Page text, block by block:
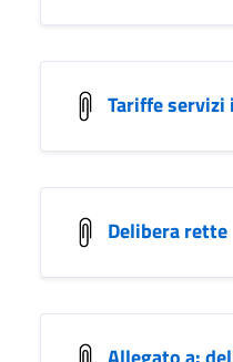
Tariffe
Delibera rette